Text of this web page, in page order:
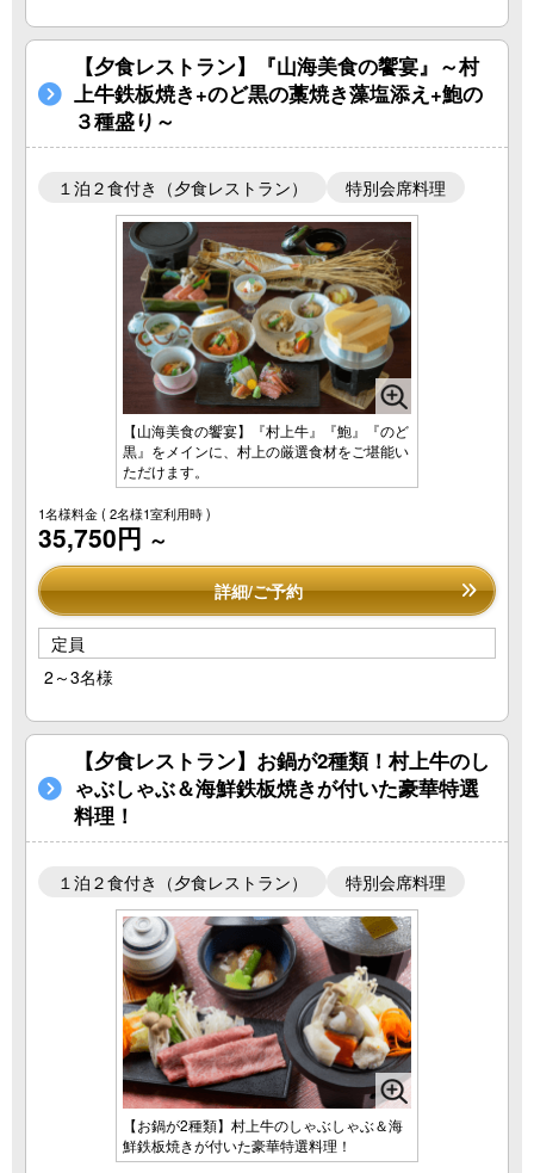
【夕食レストラン】『山海美食の饗宴』～村
上牛鉄板焼き+のど黒の藁焼き藻塩添え+鮑の
３種盛り～
１泊２食付き（夕食レストラン） 特別会席料理
【山海美食の饗宴】『村上牛』『鮑』『のど
黒』をメインに、村上の厳選食材をご堪能い
ただけます。
1名様料金( 2名様1室利用時 )
35,750円 ～
詳細/ご予約
定員
2～3名様
【夕食レストラン】お鍋が2種類！村上牛のし
ゃぶしゃぶ＆海鮮鉄板焼きが付いた豪華特選
料理！
１泊２食付き（夕食レストラン） 特別会席料理
【お鍋が2種類】村上牛のしゃぶしゃぶ＆海
鮮鉄板焼きが付いた豪華特選料理！